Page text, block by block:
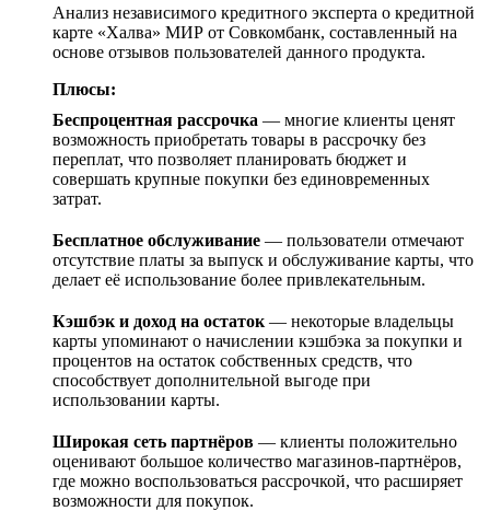
Анализ независимого кредитного эксперта о кредитной
карте «Халва» МИР от Совкомбанк, составленный на
основе отзывов пользователей данного продукта.
Плюсы:
Беспроцентная рассрочка — многие клиенты ценят
возможность приобретать товары в рассрочку без
переплат, что позволяет планировать бюджет и
совершать крупные покупки без единовременных
затрат.
Бесплатное обслуживание — пользователи отмечают
отсутствие платы за выпуск и обслуживание карты, что
делает её использование более привлекательным.
Кэшбэк и доход на остаток — некоторые владельцы
карты упоминают о начислении кэшбэка за покупки и
процентов на остаток собственных средств, что
способствует дополнительной выгоде при
использовании карты.
Широкая сеть партнёров — клиенты положительно
оценивают большое количество магазинов-партнёров,
где можно воспользоваться рассрочкой, что расширяет
возможности для покупок.